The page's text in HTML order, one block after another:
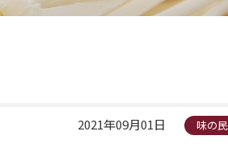
2021年09月01日 味の